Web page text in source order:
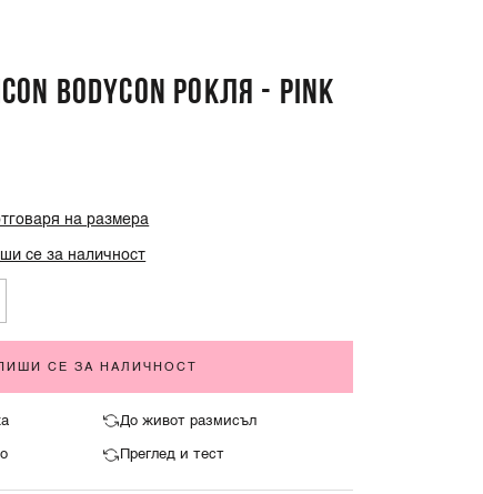
BODYCON РОКЛЯ - PINK
на размера
се за наличност
СЕ ЗА НАЛИЧНОСТ
До живот размисъл
Преглед и тест